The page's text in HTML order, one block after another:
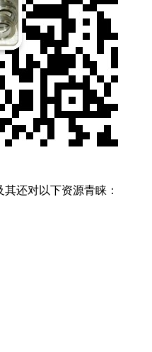
还对以下资源青睐：